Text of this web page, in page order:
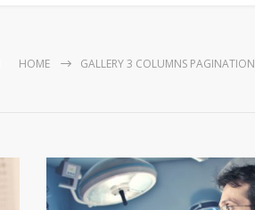
HOME GALLERY 3 COLUMNS PAGINATION